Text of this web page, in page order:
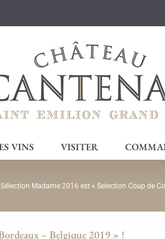
VINS VISITER
Sélection Madame 2016 est « Selection Coup de
– Belgique 2019 » !